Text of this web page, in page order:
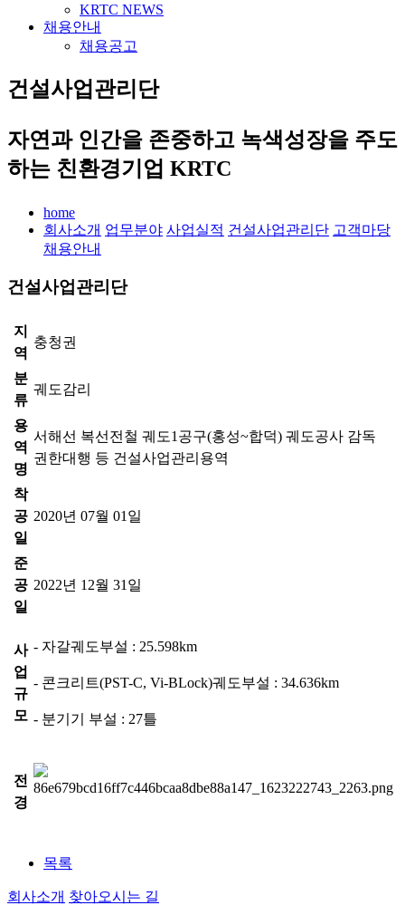
KRTC NEWS
채용안내
채용공고
건설사업관리단
자연과 인간을 존중하고 녹색성장을 주도
하는 친환경기업 KRTC
home
회사소개 업무분야 사업실적 건설사업관리단 고객마당
채용안내
건설사업관리단
지
역
충청권
분
류
궤도감리
용
역
명
서해선 복선전철 궤도1공구(홍성~합덕) 궤도공사 감독
권한대행 등 건설사업관리용역
착
공
일
2020년 07월 01일
준
공
일
2022년 12월 31일
사
업
규
모
- 자갈궤도부설 : 25.598km
- 콘크리트(PST-C, Vi-BLock)궤도부설 : 34.636km
- 분기기 부설 : 27틀
전
경
목록
회사소개 찾아오시는 길